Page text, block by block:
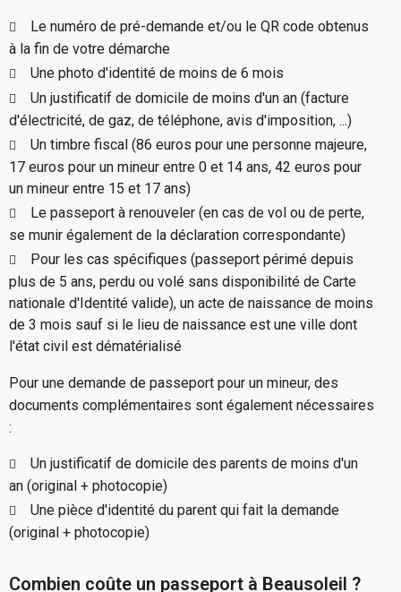
Le numéro de pré-demande et/ou le QR code obtenus
à la fin de votre démarche
Une photo d'identité de moins de 6 mois
Un justificatif de domicile de moins d'un an (facture
d'électricité, de gaz, de téléphone, avis d'imposition, ...)
Un timbre fiscal (86 euros pour une personne majeure,
17 euros pour un mineur entre 0 et 14 ans, 42 euros pour
un mineur entre 15 et 17 ans)
Le passeport à renouveler (en cas de vol ou de perte,
se munir également de la déclaration correspondante)
Pour les cas spécifiques (passeport périmé depuis
plus de 5 ans, perdu ou volé sans disponibilité de Carte
nationale d'Identité valide), un acte de naissance de moins
de 3 mois sauf si le lieu de naissance est une ville dont
l'état civil est dématérialisé
Pour une demande de passeport pour un mineur, des
documents complémentaires sont également nécessaires
:
Un justificatif de domicile des parents de moins d'un
an (original + photocopie)
Une pièce d'identité du parent qui fait la demande
(original + photocopie)
Combien coûte un passeport à Beausoleil ?